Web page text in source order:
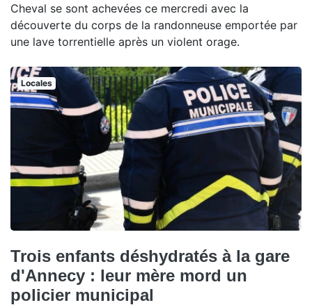
Cheval se sont achevées ce mercredi avec la
découverte du corps de la randonneuse emportée par
une lave torrentielle après un violent orage.
Locales
Trois enfants déshydratés à la gare
d'Annecy : leur mère mord un
policier municipal